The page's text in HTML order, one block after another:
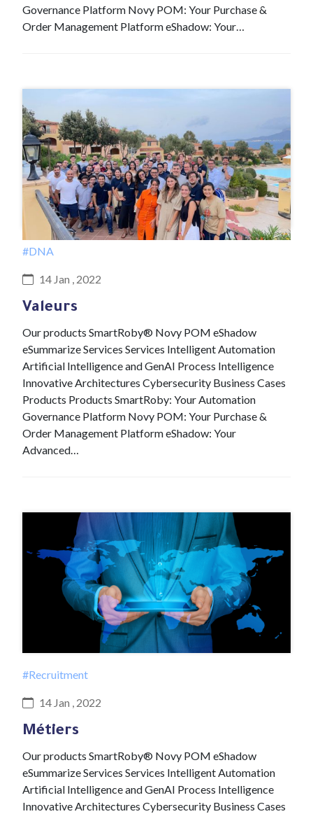
Governance Platform Novy POM: Your Purchase &
Order Management Platform eShadow: Your…
#DNA
14 Jan , 2022
Valeurs
Our products SmartRoby® Novy POM eShadow
eSummarize Services Services Intelligent Automation
Artificial Intelligence and GenAI Process Intelligence
Innovative Architectures Cybersecurity Business Cases
Products Products SmartRoby: Your Automation
Governance Platform Novy POM: Your Purchase &
Order Management Platform eShadow: Your
Advanced…
#Recruitment
14 Jan , 2022
Métiers
Our products SmartRoby® Novy POM eShadow
eSummarize Services Services Intelligent Automation
Artificial Intelligence and GenAI Process Intelligence
Innovative Architectures Cybersecurity Business Cases